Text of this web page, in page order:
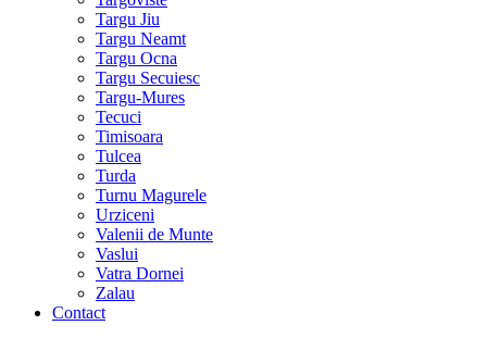
Targu Jiu
Targu Neamt
Targu Ocna
Targu Secuiesc
Targu-Mures
Tecuci
Timisoara
Tulcea
Turda
Turnu Magurele
Urziceni
Valenii de Munte
Vaslui
Vatra Dornei
Zalau
Contact